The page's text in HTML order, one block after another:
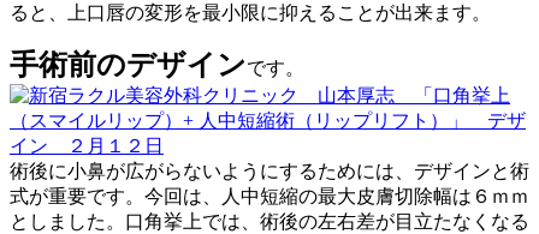
ると、上口唇の変形を最小限に抑えることが出来ます。
手術前のデザインです。
術後に小鼻が広がらないようにするためには、デザインと術
式が重要です。今回は、人中短縮の最大皮膚切除幅は６ｍｍ
としました。口角挙上では、術後の左右差が目立たなくなる